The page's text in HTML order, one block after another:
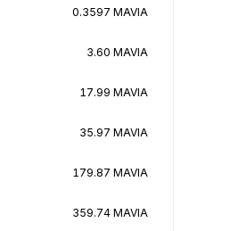
0.3597 MAVIA
3.60 MAVIA
17.99 MAVIA
35.97 MAVIA
179.87 MAVIA
359.74 MAVIA